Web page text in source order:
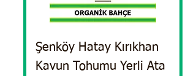
Şenköy Hatay Kırıkhan
Kavun Tohumu Yerli Ata